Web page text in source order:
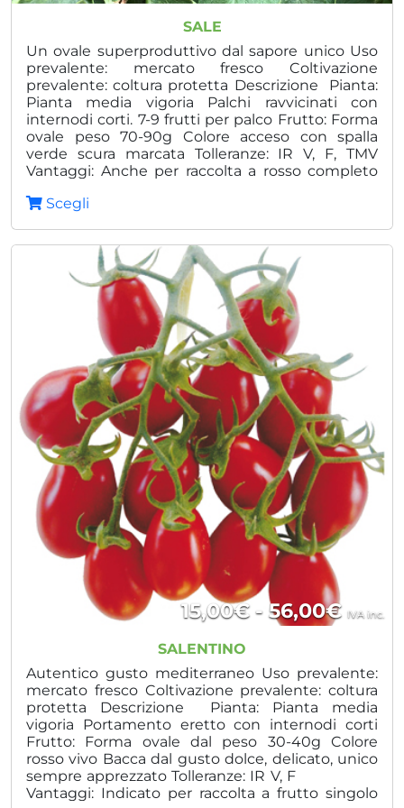
da
a
SALE
Un ovale superproduttivo dal sapore unico Uso
prevalente: mercato fresco Coltivazione
prevalente: coltura protetta Descrizione Pianta:
Pianta media vigoria Palchi ravvicinati con
internodi corti. 7-9 frutti per palco Frutto: Forma
ovale peso 70-90g Colore acceso con spalla
verde scura marcata Tolleranze: IR V, F, TMV
Vantaggi: Anche per raccolta a rosso completo
trapianti estivi Sapore inconfondibile Per raccolta
Scegli
15,00€ - 56,00€
da
a
IVA inc.
SALENTINO
Autentico gusto mediterraneo Uso prevalente:
mercato fresco Coltivazione prevalente: coltura
protetta Descrizione Pianta: Pianta media
vigoria Portamento eretto con internodi corti
Frutto: Forma ovale dal peso 30-40g Colore
rosso vivo Bacca dal gusto dolce, delicato, unico
sempre apprezzato Tolleranze: IR V, F
Vantaggi: Indicato per raccolta a frutto singolo